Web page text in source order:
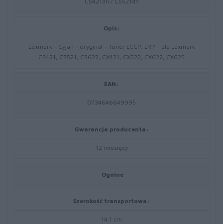
Opis:
Lexmark - Cyjan - oryginał - Toner LCCP, LRP - dla Lexmark
CS421, CS521, CS622, CX421, CX522, CX622, CX625
EAN:
0734646649995
Gwarancja producenta:
12 miesięcy
Ogólne
Szerokość transportowa:
14.1 cm